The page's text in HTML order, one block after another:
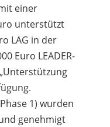
einer
unterstützt
LAG in der
Euro LEADER-
1) wurden
genehmigt